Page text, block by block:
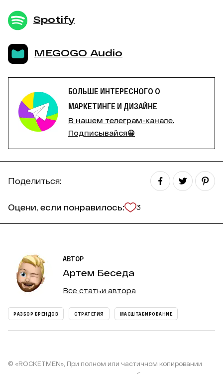
Spotify
MEGOGO Audio
БОЛЬШЕ ИНТЕРЕСНОГО О
МАРКЕТИНГЕ И ДИЗАЙНЕ
В нашем телеграм-канале.
Подписывайся😀
Поделиться:
Оцени, если понравилось: 3
АВТОР
Артем Беседа
Все статьи автора
РАЗБОР БРЕНДОВ СТРАТЕГИЯ МАСШТАБИРОВАНИЕ
© «ROCKETMEN», При полном или частичном копировании